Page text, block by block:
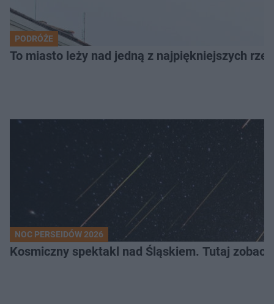
PODRÓŻE
To miasto leży nad jedną z najpiękniejszych
NOC PERSEIDÓW 2026
Kosmiczny spektakl nad Śląskiem. Tutaj